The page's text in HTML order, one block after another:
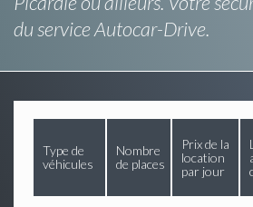
du service Autocar-Drive.
Type de
véhicules
Nombre
de places
Prix de la
location
par jour